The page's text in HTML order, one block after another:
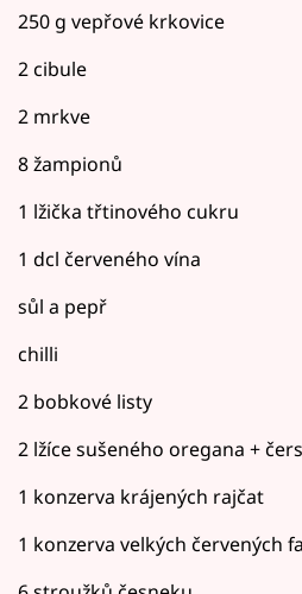
250 g vepřové krkovice
2 cibule
2 mrkve
8 žampionů
1 lžička třtinového cukru
1 dcl červeného vína
sůl a pepř
chilli
2 bobkové listy
2 lžíce sušeného oregana +
1 konzerva krájených rajčat
1 konzerva velkých červených